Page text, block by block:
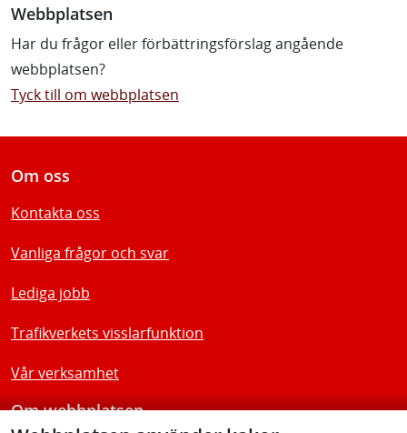
Webbplatsen
Har du frågor eller förbättringsförslag angående
webbplatsen?
Tyck till om webbplatsen
Om oss
Kontakta oss
Vanliga frågor och svar
Lediga jobb
Trafikverkets visslarfunktion
Vår verksamhet
Om webbplatsen